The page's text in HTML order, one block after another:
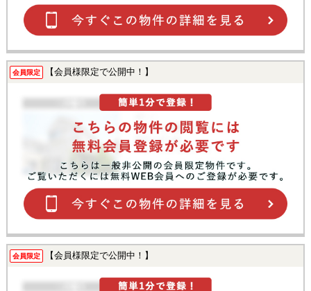
会員限定 【会員様限定で公開中！】
会員限定 【会員様限定で公開中！】